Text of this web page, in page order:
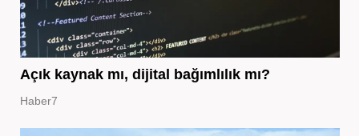
Açık kaynak mı, dijital bağımlılık mı?
Haber7